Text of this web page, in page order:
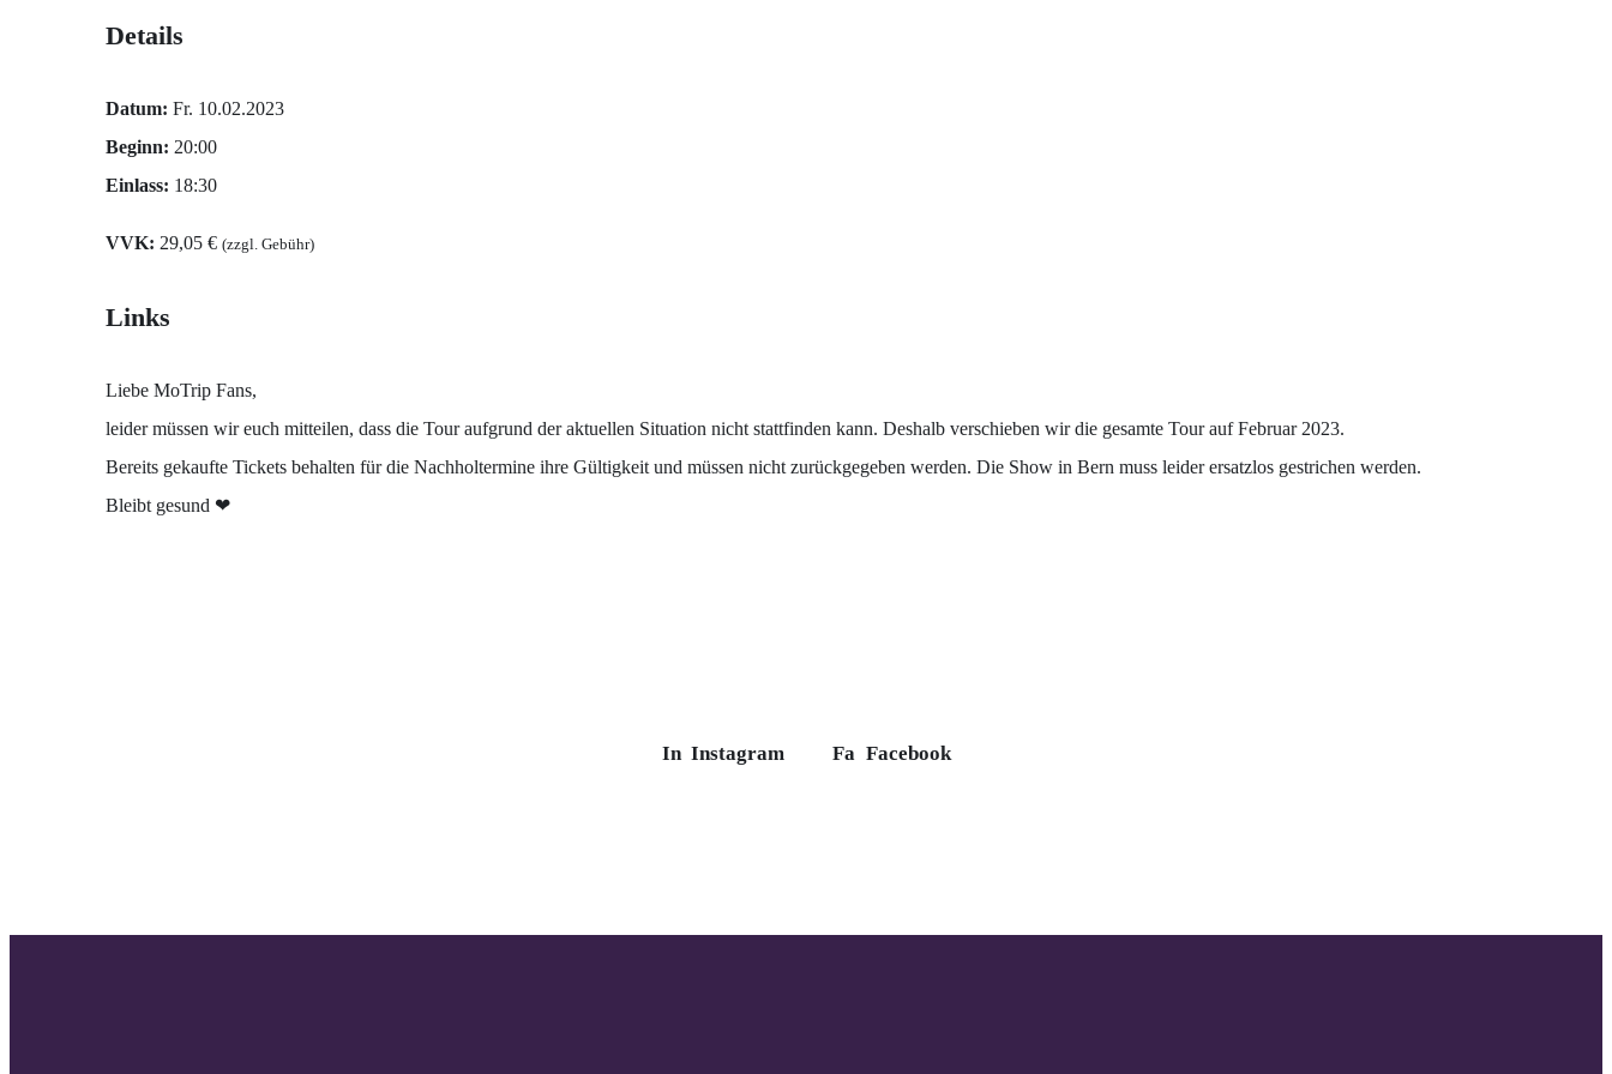
Details
Datum: Fr. 10.02.2023
Beginn: 20:00
Einlass: 18:30
VVK: 29,05 € (zzgl. Gebühr)
Links
Liebe MoTrip Fans,
leider müssen wir euch mitteilen, dass die Tour aufgrund der aktuellen Situation nicht stattfinden kann. Deshalb verschieben wir die gesamte Tour auf Februar 2023.
Bereits gekaufte Tickets behalten für die Nachholtermine ihre Gültigkeit und müssen nicht zurückgegeben werden. Die Show in Bern muss leider ersatzlos gestrichen werden.
Bleibt gesund ❤
In Instagram Fa Facebook